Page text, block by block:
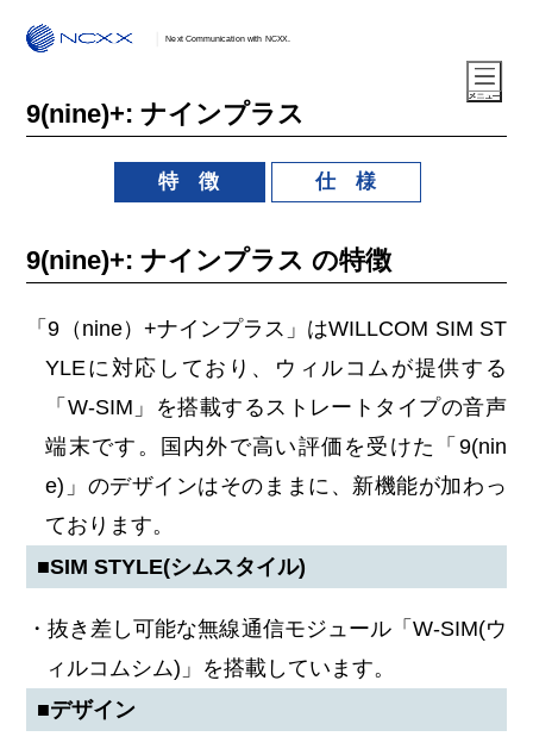
Next Communication with NCXX.
9(nine)+: ナインプラス
特 徴 仕 様
9(nine)+: ナインプラス の特徴
「9（nine）+ナインプラス」はWILLCOM SIM ST
YLEに対応しており、ウィルコムが提供する
「W-SIM」を搭載するストレートタイプの音声
端末です。国内外で高い評価を受けた「9(nin
e)」のデザインはそのままに、新機能が加わっ
ております。
■SIM STYLE(シムスタイル)
・抜き差し可能な無線通信モジュール「W-SIM(ウ
ィルコムシム)」を搭載しています。
■デザイン